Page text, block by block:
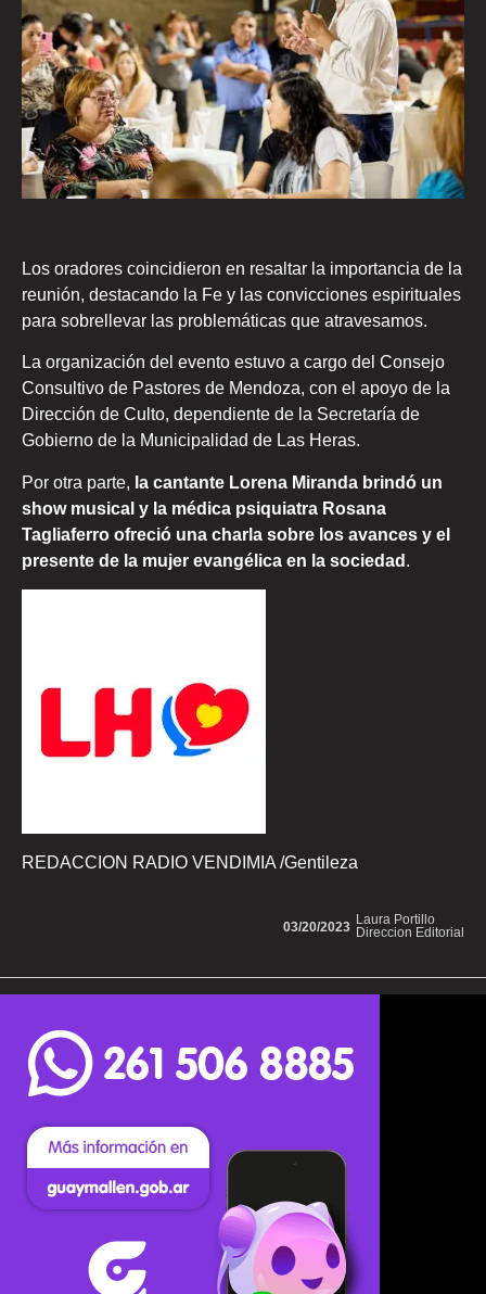
Los oradores coincidieron en resaltar la importancia de la
reunión, destacando la Fe y las convicciones espirituales
para sobrellevar las problemáticas que atravesamos.
La organización del evento estuvo a cargo del Consejo
Consultivo de Pastores de Mendoza, con el apoyo de la
Dirección de Culto, dependiente de la Secretaría de
Gobierno de la Municipalidad de Las Heras.
Por otra parte, la cantante Lorena Miranda brindó un
show musical y la médica psiquiatra Rosana
Tagliaferro ofreció una charla sobre los avances y el
presente de la mujer evangélica en la sociedad .
REDACCION RADIO VENDIMIA /Gentileza
Laura Portillo
Direccion Editorial
03/20/2023